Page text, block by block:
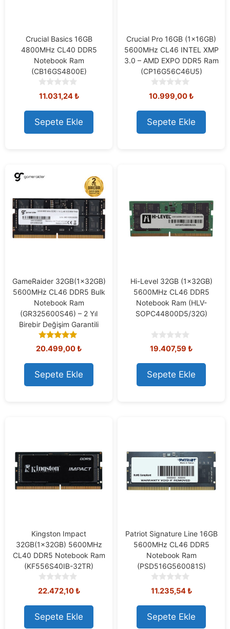
Crucial Basics 16GB
4800MHz CL40 DDR5
Notebook Ram
(CB16GS4800E)
0
o
u
t
o
f
11.031,24₺
Sepete Ekle
Crucial Pro 16GB (1x16GB)
5600MHz CL46 INTEL XMP
3.0 – AMD EXPO DDR5 Ram
(CP16G56C46U5)
0
o
u
t
o
f
10.999,00₺
Sepete Ekle
GameRaider 32GB(1x32GB)
5600MHz CL46 DDR5 Bulk
Notebook Ram
(GR325600S46) – 2 Yıl
Birebir Değişim Garantili
5.00
out of 5
20.499,00₺
Sepete Ekle
Hi-Level 32GB (1x32GB)
5600MHz CL46 DDR5
Notebook Ram (HLV-
SOPC44800D5/32G)
0
o
u
t
o
f
19.407,59 ₺
Sepete Ekle
Kingston Impact
32GB(1x32GB) 5600MHz
CL40 DDR5 Notebook Ram
(KF556S40IB-32TR)
0
o
u
t
o
22.472,10₺
Sepete Ekle
Patriot Signature Line 16GB
5600MHz CL46 DDR5
Notebook Ram
(PSD516G560081S)
0
o
u
t
o
11.235,54₺
Sepete Ekle